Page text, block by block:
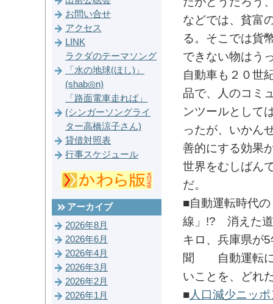
などでは、貧富
る。そこでは貨
できない物はう
自動車も２０世
品で、人のコミ
ンツールとして
ったが、いかん
善的にする効果
世界をむしばん
だ。
■自動運転時代
線」!? 消えた
キロ、兵庫県
聞 自動運転に
いことを、どれ
■人口減少ニッ
お問い合せ
アクセス
LINK
ラクダのテーマソング
「水の地球(ほし)」
(shab◎n)
「路面電車走れば」
(シンガーソングライ
ター高橋涼子さん)
貸借対照表
行事スケジュール
アーカイブ
2026年8月
2026年6月
2026年4月
2026年3月
2026年2月
2026年1月